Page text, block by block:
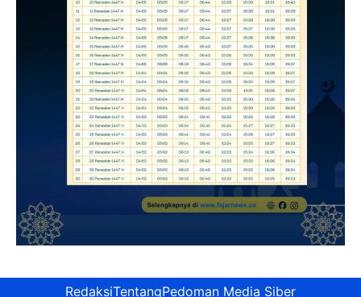
RedaksiTentangPedoman Media Siber